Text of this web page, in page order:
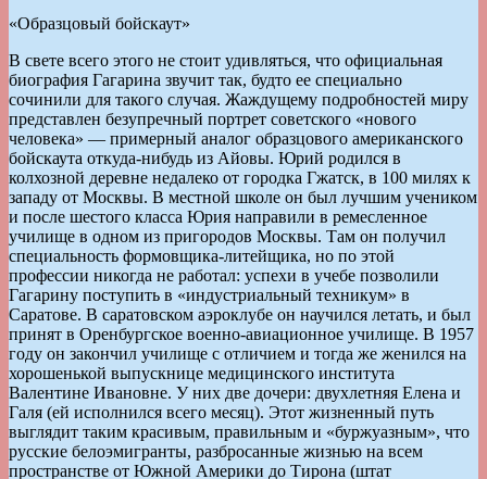
«Образцовый бойскаут»
В свете всего этого не стоит удивляться, что официальная
биография Гагарина звучит так, будто ее специально
сочинили для такого случая. Жаждущему подробностей миру
представлен безупречный портрет советского «нового
человека» — примерный аналог образцового американского
бойскаута откуда-нибудь из Айовы. Юрий родился в
колхозной деревне недалеко от городка Гжатск, в 100 милях к
западу от Москвы. В местной школе он был лучшим учеником
и после шестого класса Юрия направили в ремесленное
училище в одном из пригородов Москвы. Там он получил
специальность формовщика-литейщика, но по этой
профессии никогда не работал: успехи в учебе позволили
Гагарину поступить в «индустриальный техникум» в
Саратове. В саратовском аэроклубе он научился летать, и был
принят в Оренбургское военно-авиационное училище. В 1957
году он закончил училище с отличием и тогда же женился на
хорошенькой выпускнице медицинского института
Валентине Ивановне. У них две дочери: двухлетняя Елена и
Галя (ей исполнился всего месяц). Этот жизненный путь
выглядит таким красивым, правильным и «буржуазным», что
русские белоэмигранты, разбросанные жизнью на всем
пространстве от Южной Америки до Тирона (штат